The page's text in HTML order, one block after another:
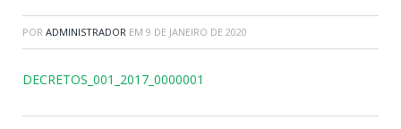
POR ADMINISTRADOR EM 9 DE JANEIRO DE 2020
DECRETOS_001_2017_0000001